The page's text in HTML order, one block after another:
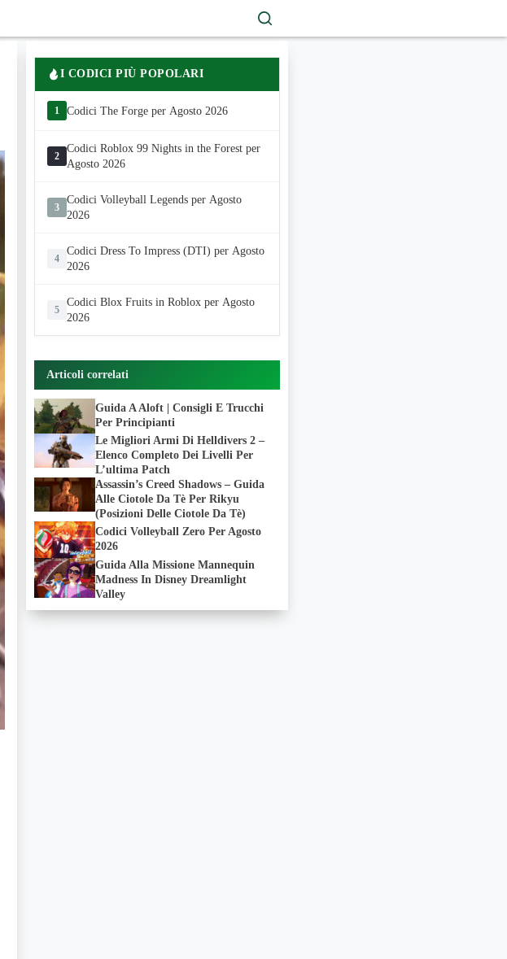
I CODICI PIÙ POPOLARI
1 Codici The Forge per Agosto 2026
2
Codici Roblox 99 Nights in the Forest per
Agosto 2026
3
Codici Volleyball Legends per Agosto
2026
4
Codici Dress To Impress (DTI) per Agosto
2026
5
Codici Blox Fruits in Roblox per Agosto
2026
Articoli correlati
Guida A Aloft | Consigli E Trucchi
Per Principianti
Le Migliori Armi Di Helldivers 2 –
Elenco Completo Dei Livelli Per
L’ultima Patch
Assassin’s Creed Shadows – Guida
Alle Ciotole Da Tè Per Rikyu
(Posizioni Delle Ciotole Da Tè)
Codici Volleyball Zero Per Agosto
2026
Guida Alla Missione Mannequin
Madness In Disney Dreamlight
Valley